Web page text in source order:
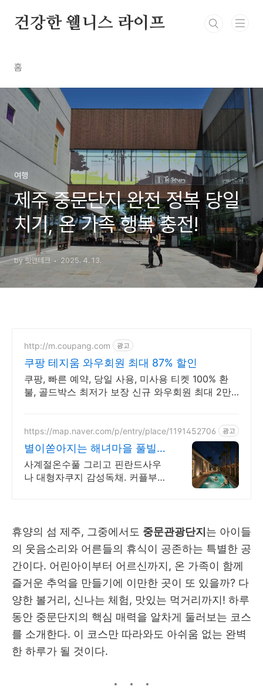
건강한 웰니스 라이프
홈
여행
제주 중문단지 완전 정복 당일
치기, 온 가족 행복 충전!
by 핏앤테크 2025. 4. 13.
http://m.coupang.com 광고
쿠팡 테지움 와우회원 최대 87% 할인
쿠팡, 빠른 예약, 당일 사용, 미사용 티켓 100% 환
불, 골드박스 최저가 보장 신규 와우회원 최대 2만3
https://map.naver.com/p/entry/place/1191452706 광고
별이쏟아지는 해녀마을 풀빌라
르세라핌도 다녀간 감성풀빌라
사계절온수풀 그리고 핀란드사우
나 대형자쿠지 감성독채. 커플부터
한휴식
휴양의 섬 제주, 그중에서도 중문관광단지 는 아이들
의 웃음소리와 어른들의 휴식이 공존하는 특별한 공
간이다. 어린아이부터 어르신까지, 온 가족이 함께
즐거운 추억을 만들기에 이만한 곳이 또 있을까? 다
양한 볼거리, 신나는 체험, 맛있는 먹거리까지! 하루
동안 중문단지의 핵심 매력을 알차게 둘러보는 코스
를 소개한다. 이 코스만 따라와도 아쉬움 없는 완벽
한 하루가 될 것이다.